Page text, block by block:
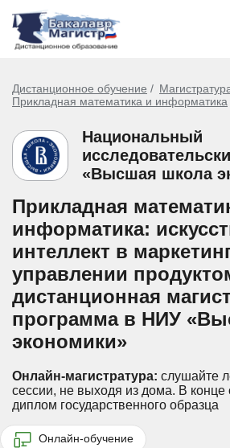
Дистанционное обучение
Прикладная математика и информатика
Национальный
«Высшая школа
Прикладная
информатика:
интеллект в
управлении
дистанционная
программа в НИУ
экономики»
Онлайн-магистратура: слушайте
сессии, не выходя из дома. В
диплом государственного образца
Онлайн-обучение